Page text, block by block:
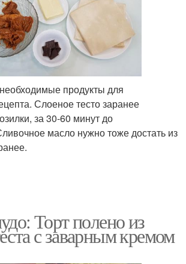
продукты для
Слоеное тесто заранее
за 30-60 минут до
масло нужно тоже достать из
Торт полено из
с заварным кремом